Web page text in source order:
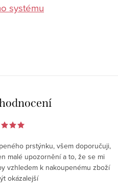
systému
prstýnku, všem doporučuji,
malé upozornění a to, že se mi
vzhledem k nakoupenému zboží
okázalejší